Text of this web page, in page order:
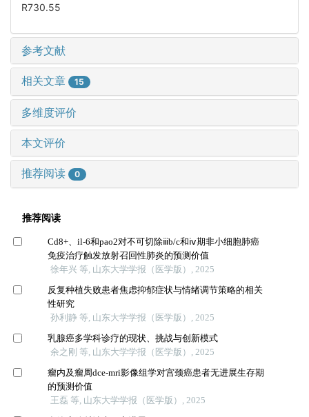
R730.55
参考文献
相关文章 15
多维度评价
本文评价
推荐阅读 0